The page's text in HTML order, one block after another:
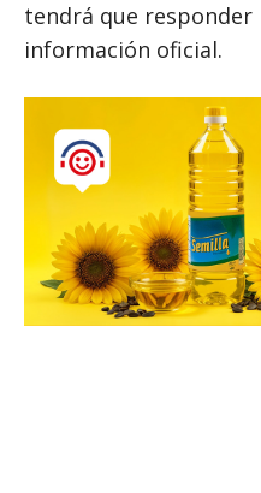
tendrá que responder
información oficial.